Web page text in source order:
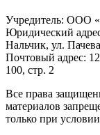
Учредитель: ООО
Юридический
Нальчик, ул.
Почтовый адрес:
100, стр. 2
Все права
материалов
только при